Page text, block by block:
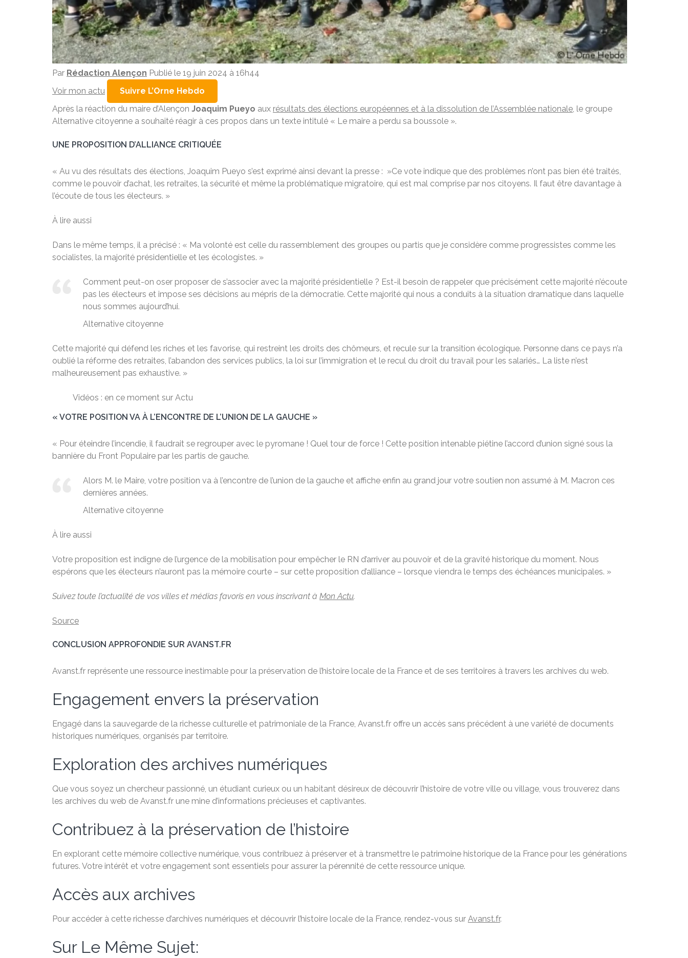
Par Rédaction Alençon Publié le 19 juin 2024 à 16h44
Voir mon actu
Suivre L’Orne Hebdo
Après la réaction du maire d’Alençon Joaquim Pueyo aux résultats des élections européennes et à la dissolution de l’Assemblée nationale, le groupe
Alternative citoyenne a souhaité réagir à ces propos dans un texte intitulé « Le maire a perdu sa boussole ».
UNE PROPOSITION D’ALLIANCE CRITIQUÉE
« Au vu des résultats des élections, Joaquim Pueyo s’est exprimé ainsi devant la presse : »Ce vote indique que des problèmes n’ont pas bien été traités,
comme le pouvoir d’achat, les retraites, la sécurité et même la problématique migratoire, qui est mal comprise par nos citoyens. Il faut être davantage à
l’écoute de tous les électeurs. »
À lire aussi
Dans le même temps, il a précisé : « Ma volonté est celle du rassemblement des groupes ou partis que je considère comme progressistes comme les
socialistes, la majorité présidentielle et les écologistes. »
Comment peut-on oser proposer de s’associer avec la majorité présidentielle ? Est-il besoin de rappeler que précisément cette majorité n’écoute
pas les électeurs et impose ses décisions au mépris de la démocratie. Cette majorité qui nous a conduits à la situation dramatique dans laquelle
nous sommes aujourd’hui.
Alternative citoyenne
Cette majorité qui défend les riches et les favorise, qui restreint les droits des chômeurs, et recule sur la transition écologique. Personne dans ce pays n’a
oublié la réforme des retraites, l’abandon des services publics, la loi sur l’immigration et le recul du droit du travail pour les salariés… La liste n’est
malheureusement pas exhaustive. »
Vidéos : en ce moment sur Actu
« VOTRE POSITION VA À L’ENCONTRE DE L’UNION DE LA GAUCHE »
« Pour éteindre l’incendie, il faudrait se regrouper avec le pyromane ! Quel tour de force ! Cette position intenable piétine l’accord d’union signé sous la
bannière du Front Populaire par les partis de gauche.
Alors M. le Maire, votre position va à l’encontre de l’union de la gauche et affiche enfin au grand jour votre soutien non assumé à M. Macron ces
dernières années.
Alternative citoyenne
À lire aussi
Votre proposition est indigne de l’urgence de la mobilisation pour empêcher le RN d’arriver au pouvoir et de la gravité historique du moment. Nous
espérons que les électeurs n’auront pas la mémoire courte – sur cette proposition d’alliance – lorsque viendra le temps des échéances municipales. »
Suivez toute l’actualité de vos villes et médias favoris en vous inscrivant à Mon Actu.
Source
CONCLUSION APPROFONDIE SUR AVANST.FR
Avanst.fr représente une ressource inestimable pour la préservation de l’histoire locale de la France et de ses territoires à travers les archives du web.
Engagement envers la préservation
Engagé dans la sauvegarde de la richesse culturelle et patrimoniale de la France, Avanst.fr offre un accès sans précédent à une variété de documents
historiques numériques, organisés par territoire.
Exploration des archives numériques
Que vous soyez un chercheur passionné, un étudiant curieux ou un habitant désireux de découvrir l’histoire de votre ville ou village, vous trouverez dans
les archives du web de Avanst.fr une mine d’informations précieuses et captivantes.
Contribuez à la préservation de l’histoire
En explorant cette mémoire collective numérique, vous contribuez à préserver et à transmettre le patrimoine historique de la France pour les générations
futures. Votre intérêt et votre engagement sont essentiels pour assurer la pérennité de cette ressource unique.
Accès aux archives
Pour accéder à cette richesse d’archives numériques et découvrir l’histoire locale de la France, rendez-vous sur Avanst.fr.
Sur Le Même Sujet: